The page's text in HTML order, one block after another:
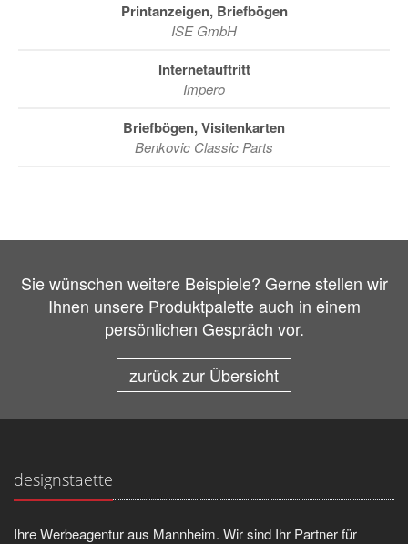
Printanzeigen, Briefbögen
ISE GmbH
Internetauftritt
Impero
Briefbögen, Visitenkarten
Benkovic Classic Parts
Sie wünschen weitere Beispiele? Gerne stellen wir
Ihnen unsere Produktpalette auch in einem
persönlichen Gespräch vor.
zurück zur Übersicht
designstaette
Ihre Werbeagentur aus Mannheim. Wir sind Ihr Partner für